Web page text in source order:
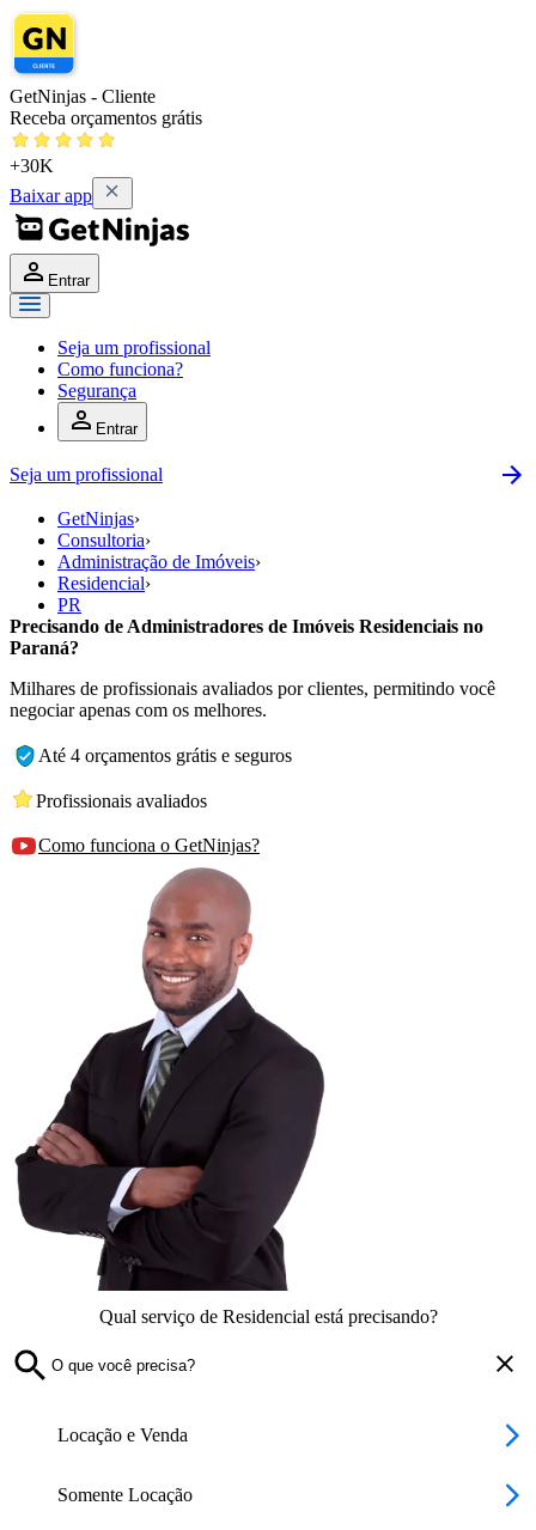
GetNinjas - Cliente
Receba orçamentos grátis
+30K
Baixar app
Entrar
Seja um profissional
Como funciona?
Segurança
Entrar
Seja um profissional
GetNinjas›
Consultoria›
Administração de Imóveis›
Residencial›
PR
Precisando de Administradores de Imóveis Residenciais no
Paraná?
Milhares de profissionais avaliados por clientes, permitindo você
negociar apenas com os melhores.
Até 4 orçamentos grátis e seguros
Profissionais avaliados
Como funciona o GetNinjas?
Qual serviço de Residencial está precisando?
Locação e Venda
Somente Locação